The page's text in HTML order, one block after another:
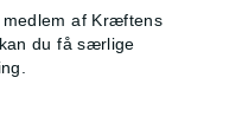
af Kræftens
du få særlige